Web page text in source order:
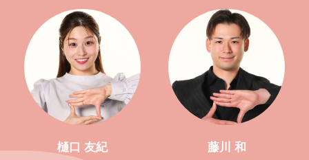
樋口 友紀 藤川 和